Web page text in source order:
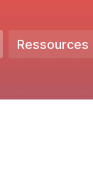
Ressources